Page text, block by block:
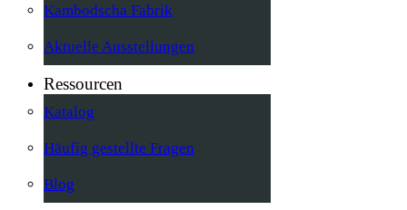
Kambodscha Fabrik
Aktuelle Ausstellungen
Ressourcen
Katalog
Häufig gestellte Fragen
Blog